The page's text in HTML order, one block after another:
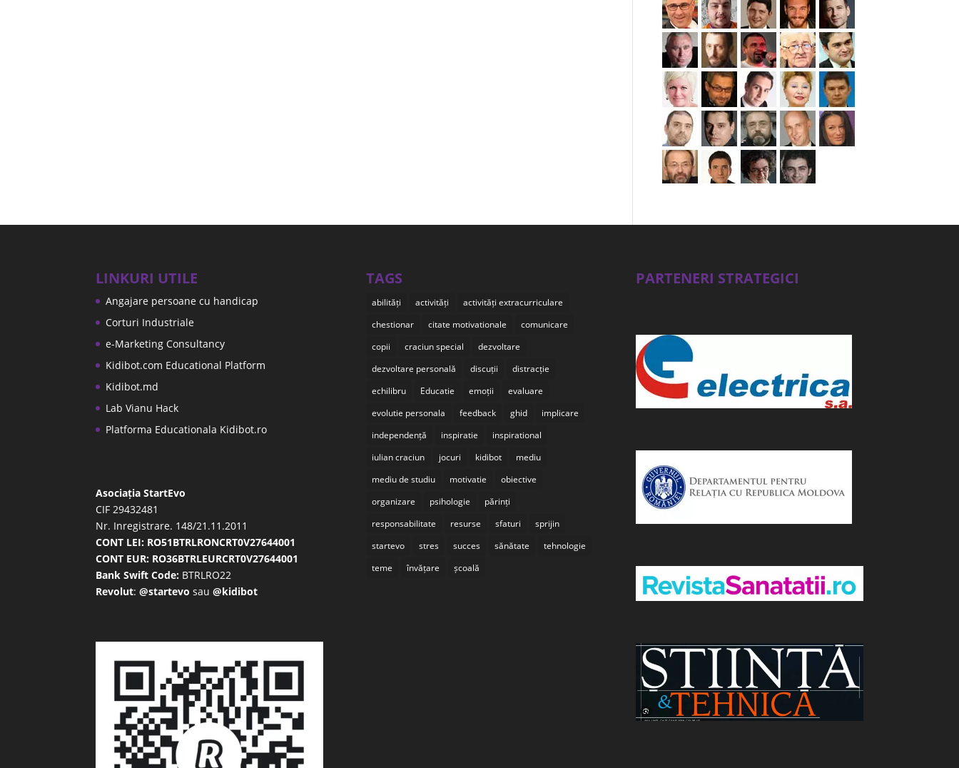
LINKURI UTILE
Angajare persoane cu handicap
Corturi Industriale
e-Marketing Consultancy
Kidibot.com Educational Platform
Kidibot.md
Lab Vianu Hack
Platforma Educationala Kidibot.ro
Asociația StartEvo
CIF 29432481
Nr. Inregistrare. 148/21.11.2011
CONT LEI: RO51BTRLRONCRT0V27644001
CONT EUR: RO36BTRLEURCRT0V27644001
Bank Swift Code: BTRLRO22
Revolut:@startevo sau@kidibot
TAGS
abilități activități
activități extracurriculare
chestionar
citate motivationale
comunicare
copii
craciun special
dezvoltare
dezvoltare personală
discuții
distracție
echilibru
Educatie emoții
evaluare
evolutie personala
feedback ghid
implicare
independență
inspiratie
inspirational
iulian craciun
jocuri kidibot
mediu
mediu de studiu
motivatie
obiective
organizare
psihologie
părinți
responsabilitate
resurse sfaturi
sprijin
startevo
stres succes sănătate
tehnologie
teme
învățare școală
PARTENERI STRATEGICI